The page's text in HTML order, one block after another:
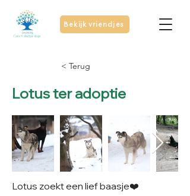
Bekijk vriendjes
< Terug
Lotus ter adoptie
Lotus zoekt een lief baasje❤️